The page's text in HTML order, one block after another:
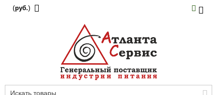
(руб.)